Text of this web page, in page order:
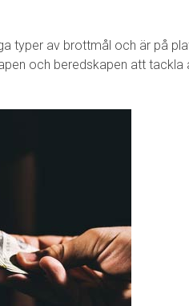
typer av brottmål och är på
och beredskapen att tackla